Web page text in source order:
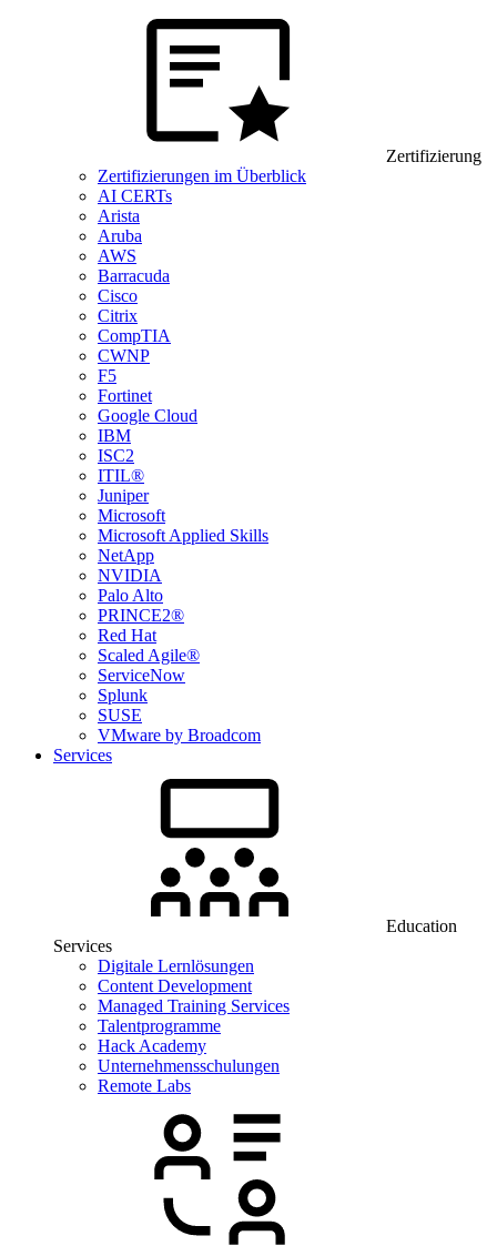
Zertifizierung
Zertifizierungen im Überblick
AI CERTs
Arista
Aruba
AWS
Barracuda
Cisco
Citrix
CompTIA
CWNP
F5
Fortinet
Google Cloud
IBM
ISC2
ITIL®
Juniper
Microsoft
Microsoft Applied Skills
NetApp
NVIDIA
Palo Alto
PRINCE2®
Red Hat
Scaled Agile®
ServiceNow
Splunk
SUSE
VMware by Broadcom
Services
Education
Services
Digitale Lernlösungen
Content Development
Managed Training Services
Talentprogramme
Hack Academy
Unternehmensschulungen
Remote Labs